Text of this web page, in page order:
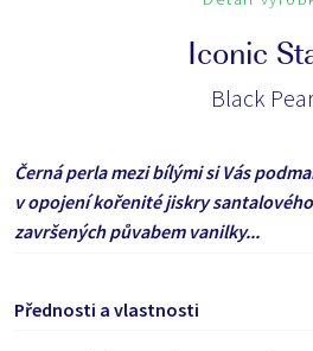
Iconic
Black
Černá perla mezi bílými si Vás
v opojení kořenité jiskry
završených půvabem vanilky...
Přednosti a vlastnosti